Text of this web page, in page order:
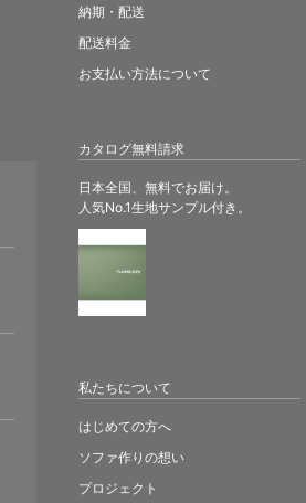
カタログ無料請求
日本全国、無料でお届け。
人気No.1生地サンプル付き。
納期・配送
配送料金
お支払い方法について
私たちについて
はじめての方へ
ソファ作りの想い
プロジェクト